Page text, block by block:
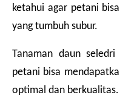
ketahui agar petani
yang tumbuh subur.
Tanaman daun
petani bisa
optimal dan berkualitas.